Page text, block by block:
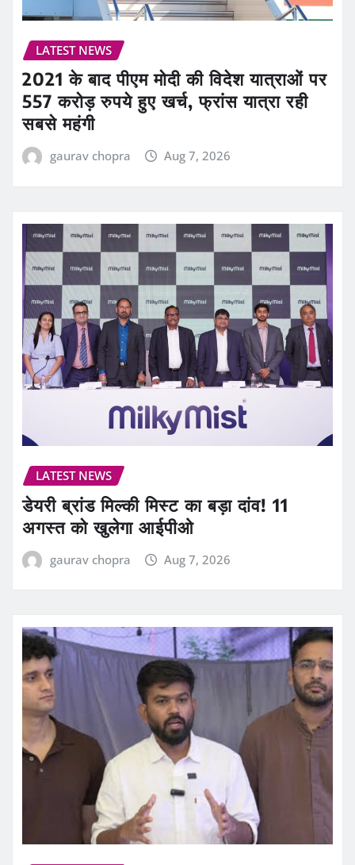
LATEST NEWS
2021 के बाद पीएम मोदी की विदेश यात्राओं पर
557 करोड़ रुपये हुए खर्च, फ्रांस यात्रा रही
सबसे महंगी
gaurav chopra Aug 7, 2026
LATEST NEWS
डेयरी ब्रांड मिल्की मिस्ट का बड़ा दांव! 11
अगस्त को खुलेगा आईपीओ
gaurav chopra Aug 7, 2026